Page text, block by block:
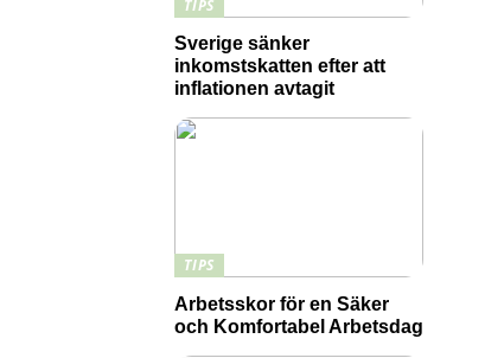
TIPS
Sverige sänker
inkomstskatten efter att
inflationen avtagit
TIPS
Arbetsskor för en Säker
och Komfortabel Arbetsdag